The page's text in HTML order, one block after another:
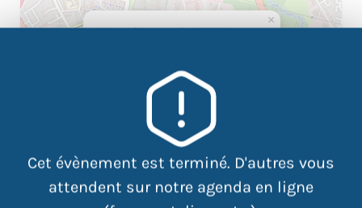
Cet évènement est terminé. D'autres vous
attendent sur notre agenda en ligne
81 rue des renards 44300 Nantes
×